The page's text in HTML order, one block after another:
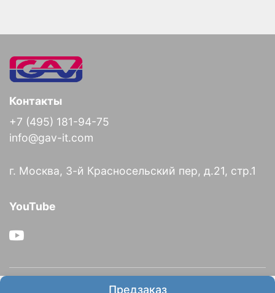
Предзаказ
Контакты
+7 (495) 181-94-75
info@gav-it.com
г. Москва, 3-й Красносельский пер, д.21, стр.1
YouTube